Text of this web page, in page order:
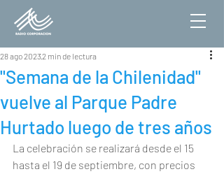
"Semana de la Chilenidad"
vuelve al Parque Padre
Hurtado luego de tres años
28 ago 20232 min de lectura
La celebración se realizará desde el 15
hasta el 19 de septiembre, con precios